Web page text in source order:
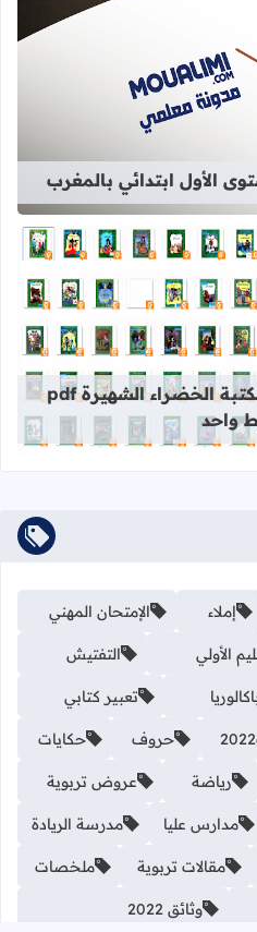
قراءة المزيد عن سور القرآن الكريم
الأول ابتدائي بالمغرب
قراءة المزيد عن 63 قصة من قصص المكتبة الخضراء الشهيرة pdf برابط واحد
63 قصة من قصص المكتبة الخضراء الشهيرة pdf
واحد
إملاء الإمتحان المهني
الأولي التفتيش
تعبير كتابي
حروف حكايات
رياضة عروض تربوية
مدارس عليا مدرسة الريادة
مقالات تربوية ملخصات
وثائق 2022